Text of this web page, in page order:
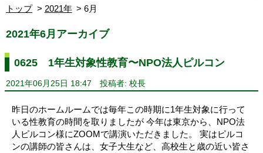
トップ 2021年 6月
2021年6月アーカイブ
0625 1年生対象性教育〜NPO法人ピルコン
2021年06月25日 18:47 投稿者: 校長
昨日のホームルームでは毎年この時期に1年生対象に行って
いる性教育の時間を取りましたが 今年は東京から、NPO法
人ピルコン様にZOOMで講演いただきました。 実はピルコ
ンの講師の皆さんは、女子大生など、高校生と歳の近い皆さ